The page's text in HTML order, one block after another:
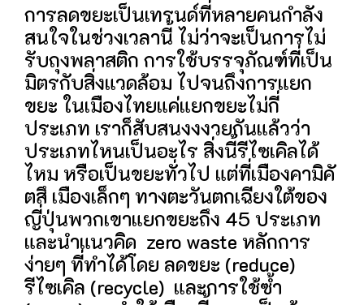
การลดขยะเป็นเทรนด์ที่หลายคนกำลัง
สนใจในช่วงเวลานี้ ไม่ว่าจะเป็นการไม่
รับถุงพลาสติก การใช้บรรจุภัณฑ์ที่เป็น
มิตรกับสิ่งแวดล้อม ไปจนถึงการแยก
ขยะ ในเมืองไทยแค่แยกขยะไม่กี่
ประเภท เราก็สับสนงงงวยกันแล้วว่า
ประเภทไหนเป็นอะไร สิ่งนี้รีไซเคิลได้
ไหม หรือเป็นขยะทั่วไป แต่ที่เมืองคามิคั
ตสึ เมืองเล็กๆ ทางตะวันตกเฉียงใต้ของ
ญี่ปุ่นพวกเขาแยกขยะถึง 45 ประเภท
และนำแนวคิด zero waste หลักการ
ง่ายๆ ที่ทำได้โดย ลดขยะ (reduce)
รีไซเคิล (recycle) และการใช้ซ้ำ